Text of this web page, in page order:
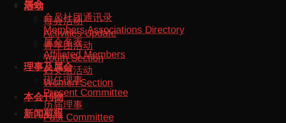
活动
母会活动
Activities Update
青年团活动
Youth Section
妇女组活动
Women Section
本会刊物
新闻剪報
属会
会员社团通讯录
Members Associations Directory
属会名表
Affiliated Members
理事及属会
现任理事
Present Committee
历届理事
Past Committee